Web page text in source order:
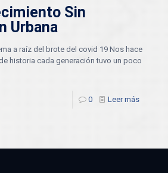
Sin
Urbana
a raíz del brote del covid 19 Nos hace
historia cada generación tuvo un poco
0 Leer más